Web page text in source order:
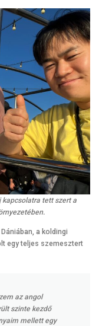
kapcsolatra tett szert a
a koldingi
egy teljes szemesztert
az angol
szinte kezdő
mellett egy